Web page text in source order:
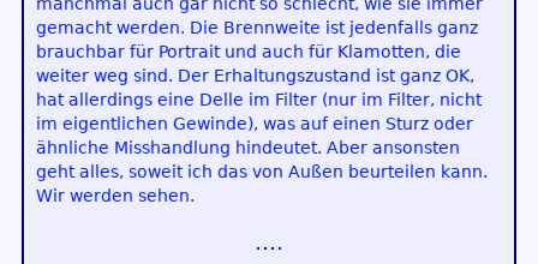
manchmal auch gar nicht so schlecht, wie sie immer
gemacht werden. Die Brennweite ist jedenfalls ganz
brauchbar für Portrait und auch für Klamotten, die
weiter weg sind. Der Erhaltungszustand ist ganz OK,
hat allerdings eine Delle im Filter (nur im Filter, nicht
im eigentlichen Gewinde), was auf einen Sturz oder
ähnliche Misshandlung hindeutet. Aber ansonsten
geht alles, soweit ich das von Außen beurteilen kann.
Wir werden sehen.